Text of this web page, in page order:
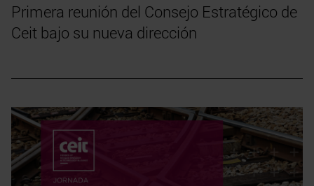
Primera reunión del Consejo Estratégico de
Ceit bajo su nueva dirección